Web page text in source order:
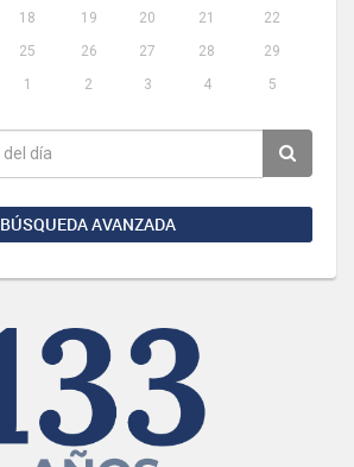
18 19 20 21
22
25 26 27 28
29
1 2 3 4 5
BÚSQUEDA AVANZADA